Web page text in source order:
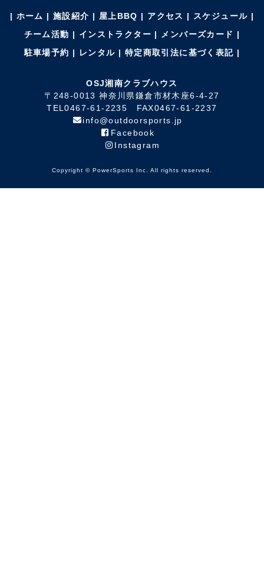
| ホーム 施設紹介 屋上BBQ アクセス
スケジュール
チーム活動
インストラクター
メンバーズカード
駐車場予約
レンタル 特定商取引法に基づく表記
OSJ湘南クラブハウス
〒248-0013 神奈川県鎌倉市材木座6-4-27
TEL0467-61-2235 FAX0467-61-2237
info@outdoorsports.jp
Facebook
Instagram
Copyright © PowerSports Inc. All rights reserved.